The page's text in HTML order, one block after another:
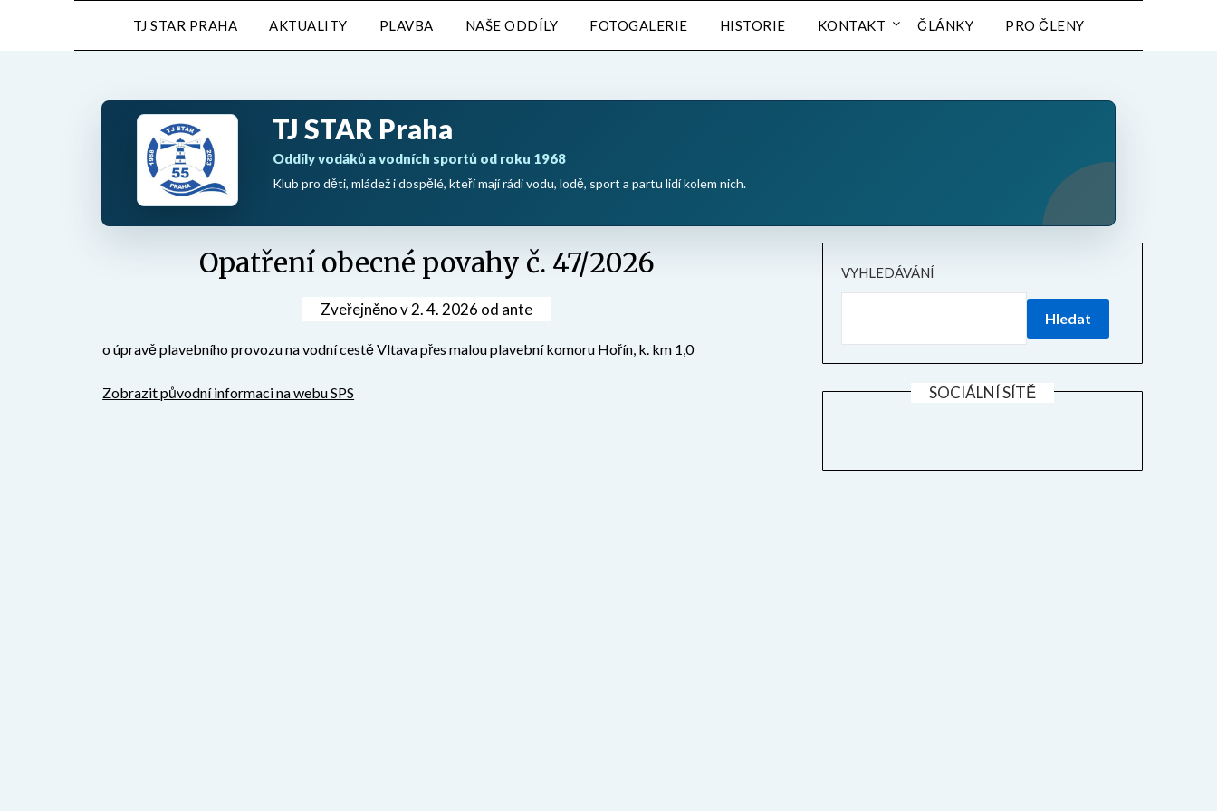
TJ STAR PRAHA AKTUALITY PLAVBA NAŠE ODDÍLY FOTOGALERIE HISTORIE KONTAKT ČLÁNKY PRO ČLENY
TJ STAR Praha
Oddíly vodáků a vodních sportů od roku 1968
Klub pro děti, mládež i dospělé, kteří mají rádi vodu, lodě, sport a partu lidí kolem nich.
Opatření obecné povahy č. 47/2026
Zveřejněno v2. 4. 2026 od ante
o úpravě plavebního provozu na vodní cestě Vltava přes malou plavební komoru Hořín, k. km 1,0
Zobrazit původní informaci na webu SPS
VYHLEDÁVÁNÍ
Hledat
SOCIÁLNÍ SÍTĚ